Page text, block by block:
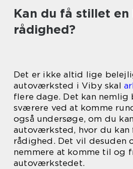
Kan du få stillet
rådighed?
Det er ikke altid lige
autoværksted i Viby skal
flere dage. Det kan
sværere ved at komme
også undersøge, om du
autoværksted, hvor du kan
rådighed. Det vil desuden
nemmere at komme til og
autoværkstedet.